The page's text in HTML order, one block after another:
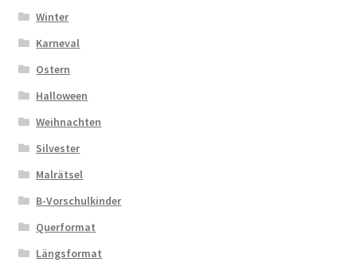
Winter
Karneval
Ostern
Halloween
Weihnachten
Silvester
Malrätsel
B-Vorschulkinder
Querformat
Längsformat